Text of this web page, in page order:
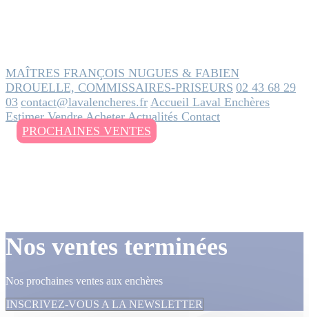
MAÎTRES FRANÇOIS NUGUES & FABIEN
DROUELLE, COMMISSAIRES-PRISEURS 02 43 68 29
03 contact@lavalencheres.fr Accueil Laval Enchères
EstimerVendreAcheterActualités Contact
PROCHAINES VENTES
Nos ventes terminées
Nos prochaines ventes aux enchères
INSCRIVEZ-VOUS A LA NEWSLETTER